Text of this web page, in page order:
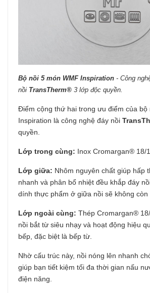
Bộ nồi 5 món WMF Inspiration - Công
nồi TransTherm® 3 lớp độc quyền.
Điểm cộng thứ hai trong ưu điểm của bộ
Inspiration là công nghệ đáy nồi
quyền.
Lớp trong cùng: Inox Cromargan® 18/
Lớp giữa: Nhôm nguyên chất giúp hấp
nhanh và phân bổ nhiệt đều khắp đáy
dính thực phẩm ở giữa nồi sẽ không còn
Lớp ngoài cùng: Thép Cromargan®
nồi bắt từ siêu nhạy và hoạt động hiệu
bếp, đặc biệt là bếp từ.
Nhờ cấu trúc này, nồi nóng lên nhanh
giúp bạn tiết kiệm tối đa thời gian nấu
điện năng.